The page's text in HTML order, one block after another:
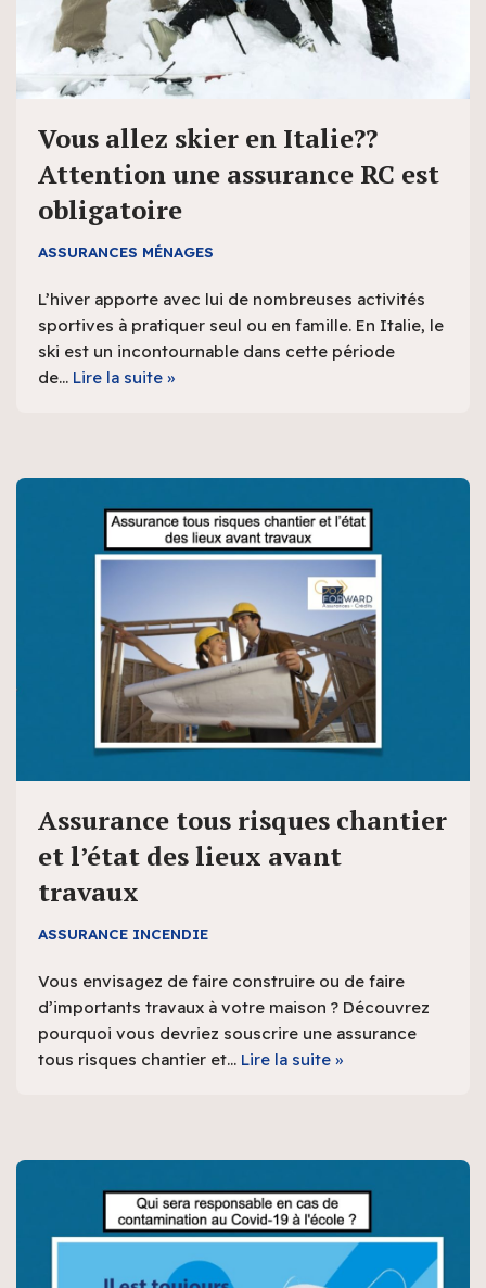
Vous allez skier en Italie??
Attention une assurance RC est
obligatoire
ASSURANCES MÉNAGES
L’hiver apporte avec lui de nombreuses activités
sportives à pratiquer seul ou en famille. En Italie, le
ski est un incontournable dans cette période
de… Lire la suite »
Assurance tous risques chantier
et l’état des lieux avant
travaux
ASSURANCE INCENDIE
Vous envisagez de faire construire ou de faire
d’importants travaux à votre maison ? Découvrez
pourquoi vous devriez souscrire une assurance
tous risques chantier et… Lire la suite »